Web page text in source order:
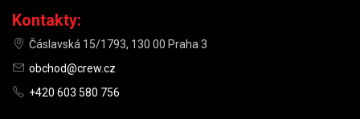
Kontakty:
Čáslavská 15/1793, 130 00 Praha 3
obchod@crew.cz
+420 603 580 756